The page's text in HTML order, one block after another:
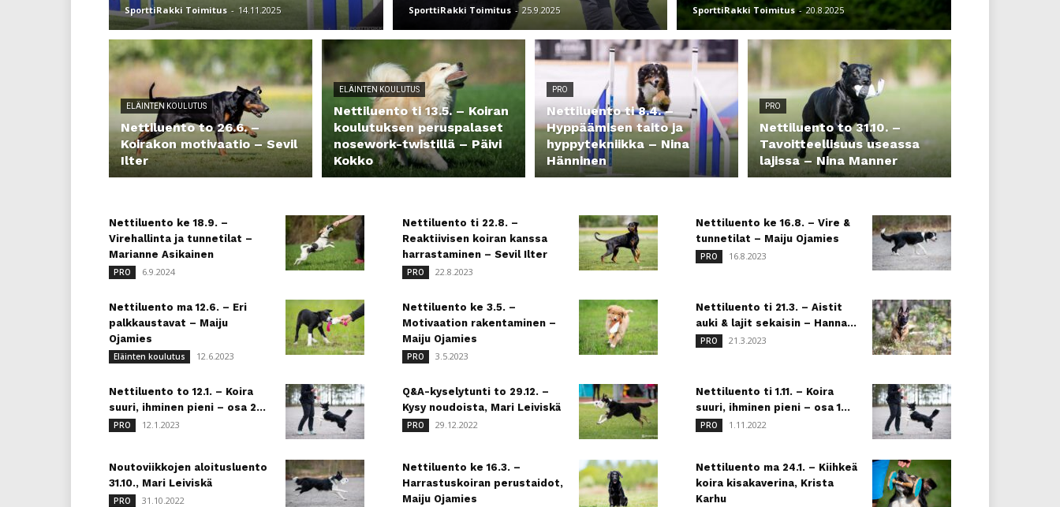
SporttiRakki Toimitus - 14.11.2025 SporttiRakki Toimitus - 25.9.2025 SporttiRakki Toimitus - 20.8.2025
ELÄINTEN KOULUTUS
Nettiluento to 26.6. –
Koirakon motivaatio – Sevil
Ilter
ELÄINTEN KOULUTUS
Nettiluento ti 13.5. – Koiran
koulutuksen peruspalaset
nosework-twistillä – Päivi
Kokko
PRO
Nettiluento ti 8.4. –
Hyppäämisen taito ja
hyppytekniikka – Nina
Hänninen
PRO
Nettiluento to 31.10. –
Tavoitteellisuus useassa
lajissa – Nina Manner
Nettiluento ke 18.9. –
Virehallinta ja tunnetilat –
Marianne Asikainen
PRO 6.9.2024
Nettiluento ti 22.8. –
Reaktiivisen koiran kanssa
harrastaminen – Sevil Ilter
PRO 22.8.2023
Nettiluento ke 16.8. – Vire &
tunnetilat – Maiju Ojamies
PRO 16.8.2023
Nettiluento ma 12.6. – Eri
palkkaustavat – Maiju
Ojamies
Eläinten koulutus 12.6.2023
Nettiluento ke 3.5. –
Motivaation rakentaminen –
Maiju Ojamies
PRO 3.5.2023
Nettiluento ti 21.3. – Aistit
auki & lajit sekaisin – Hanna...
PRO 21.3.2023
Nettiluento to 12.1. – Koira
suuri, ihminen pieni – osa 2...
PRO 12.1.2023
Q&A-kyselytunti to 29.12. –
Kysy noudoista, Mari Leiviskä
PRO 29.12.2022
Nettiluento ti 1.11. – Koira
suuri, ihminen pieni – osa 1...
PRO 1.11.2022
Noutoviikkojen aloitusluento
31.10., Mari Leiviskä
PRO 31.10.2022
Nettiluento ke 16.3. –
Harrastuskoiran perustaidot,
Maiju Ojamies
Nettiluento ma 24.1. – Kiihkeä
koira kisakaverina, Krista
Karhu